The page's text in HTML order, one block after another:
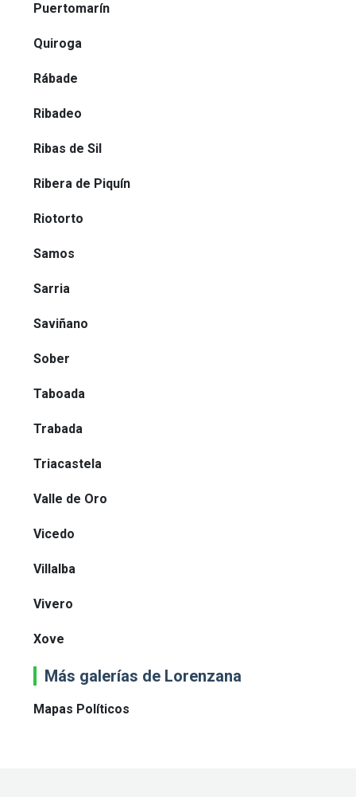
Puertomarín
Quiroga
Rábade
Ribadeo
Ribas de Sil
Ribera de Piquín
Riotorto
Samos
Sarria
Saviñano
Sober
Taboada
Trabada
Triacastela
Valle de Oro
Vicedo
Villalba
Vivero
Xove
Más galerías de Lorenzana
Mapas Políticos